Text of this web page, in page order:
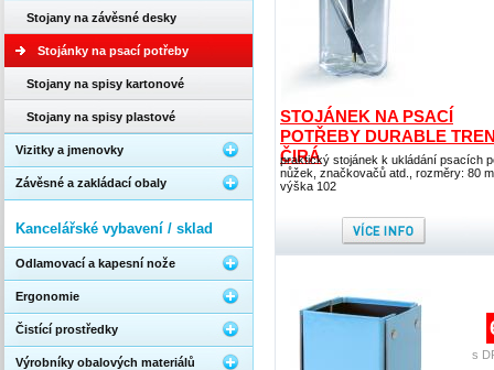
STOJÁNEK NA PSACÍ
POTŘEBY DURABLE
ČIRÁ
praktický stojánek k ukládání psacích
nůžek, značkovačů atd., rozměry: 80
výška 102
s
Stojany na závěsné desky
Stojánky na psací potřeby
Stojany na spisy kartonové
Stojany na spisy plastové
Vizitky a jmenovky
Závěsné a zakládací obaly
Kancelářské vybavení / sklad
Odlamovací a kapesní nože
Ergonomie
Čistící prostředky
Výrobníky obalových materiálů